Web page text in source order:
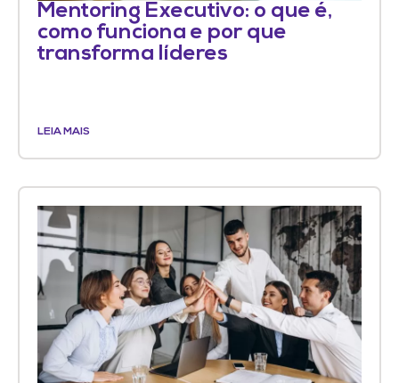
Mentoring Executivo: o que é,
como funciona e por que
transforma líderes
LEIA MAIS